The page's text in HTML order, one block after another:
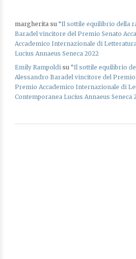
margherita su “Il sottile equilibrio della
Baradel vincitore del Premio Senato
Accademico Internazionale di
Lucius Annaeus Seneca 2022
Emily Rampoldi su “Il sottile equilibrio
Alessandro Baradel vincitore del Premio
Premio Accademico Internazionale di
Contemporanea Lucius Annaeus Seneca